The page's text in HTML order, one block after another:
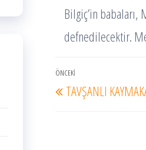
Bilgiç’in babaları,
defnedilecektir.
Yazı
dolaşımı
Önceki
Yazı
ÖNCEKI
TAVŞANLI